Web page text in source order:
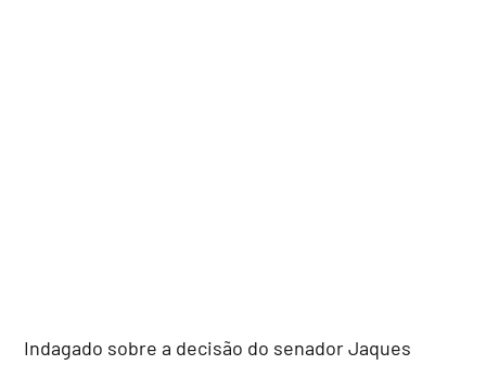
Indagado sobre a decisão do senador Jaques